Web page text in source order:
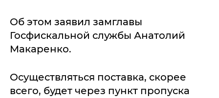
Об этом заявил замглавы
Госфискальной службы Анатолий
Макаренко.
Осуществляться поставка, скорее
всего, будет через пункт пропуска